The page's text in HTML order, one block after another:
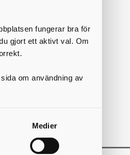
fungerar bra för
gjort ett aktivt val. Om
om användning av
Medier